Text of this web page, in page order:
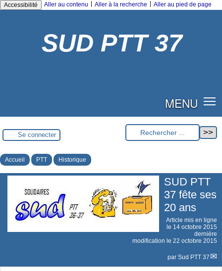
Accessibilité Aller au contenu Aller à la recherche Aller au pied de page
SUD PTT 37
MENU
Se connecter
Accueil PTT Historique
SUD PTT
37 fête ses
20 ans
Article mis en ligne
le 14 octobre 2015
dernière
modification le 22 octobre 2015
par Sud PTT 37